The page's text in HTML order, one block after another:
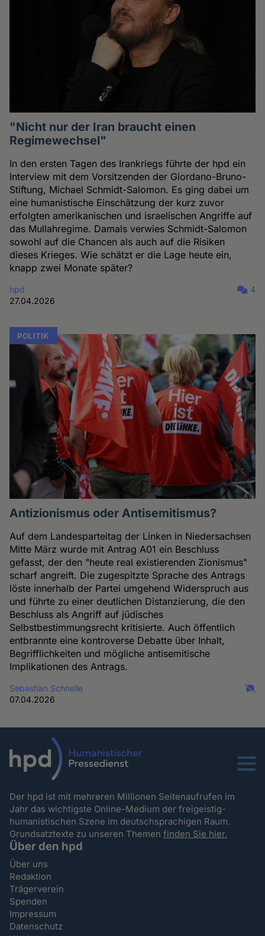
"Nicht nur der Iran braucht einen
Regimewechsel"
In den ersten Tagen des Irankriegs führte der hpd ein
Interview mit dem Vorsitzenden der Giordano-Bruno-
Stiftung, Michael Schmidt-Salomon. Es ging dabei um
eine humanistische Einschätzung der kurz zuvor
erfolgten amerikanischen und israelischen Angriffe auf
das Mullahregime. Damals verwies Schmidt-Salomon
sowohl auf die Chancen als auch auf die Risiken
dieses Krieges. Wie schätzt er die Lage heute ein,
knapp zwei Monate später?
hpd
27.04.2026
4
POLITIK
Antizionismus oder Antisemitismus?
Auf dem Landesparteitag der Linken in Niedersachsen
Mitte März wurde mit Antrag A01 ein Beschluss
gefasst, der den "heute real existierenden Zionismus"
scharf angreift. Die zugespitzte Sprache des Antrags
löste innerhalb der Partei umgehend Widerspruch aus
und führte zu einer deutlichen Distanzierung, die den
Beschluss als Angriff auf jüdisches
Selbstbestimmungsrecht kritisierte. Auch öffentlich
entbrannte eine kontroverse Debatte über Inhalt,
Begrifflichkeiten und mögliche antisemitische
Implikationen des Antrags.
Sebastian Schnelle
07.04.2026
Menu
Der hpd ist mit mehreren Millionen Seitenaufrufen im
Jahr das wichtigste Online-Medium der freigeistig-
humanistischen Szene im deutschsprachigen Raum.
Grundsatztexte zu unseren Themenfinden Sie hier.
Über den hpd
Über uns
Redaktion
Trägerverein
Spenden
Impressum
Datenschutz